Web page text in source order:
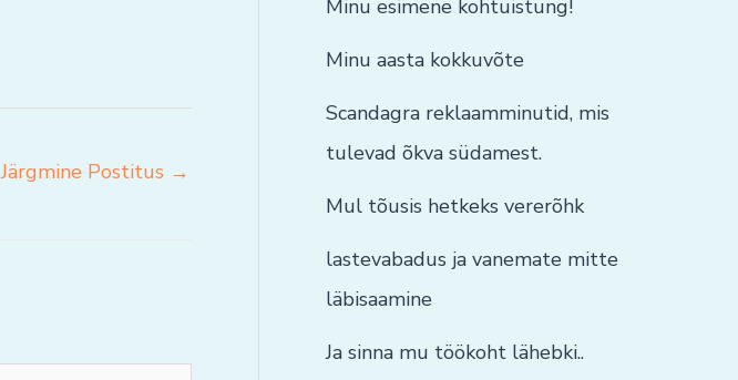
Järgmine Postitus →
Minu esimene kohtuistung!
Minu aasta kokkuvõte
Scandagra reklaamminutid, mis
tulevad õkva südamest.
Mul tõusis hetkeks vererõhk
lastevabadus ja vanemate mitte
läbisaamine
Ja sinna mu töökoht lähebki..